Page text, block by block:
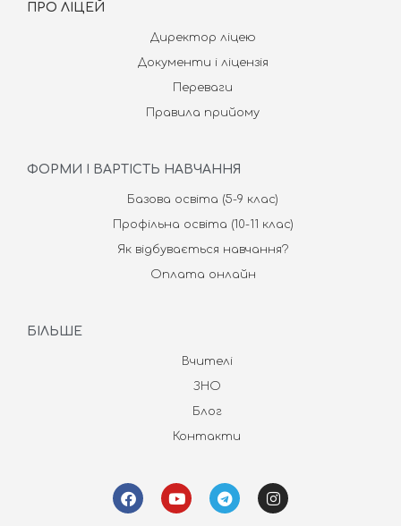
ПРО ЛІЦЕЙ
Директор ліцею
Документи і ліцензія
Переваги
Правила прийому
ФОРМИ І ВАРТІСТЬ НАВЧАННЯ
Базова освіта (5-9 клас)
Профільна освіта (10-11 клас)
Як відбувається навчання?
Оплата онлайн
БІЛЬШЕ
Вчителі
ЗНО
Блог
Контакти